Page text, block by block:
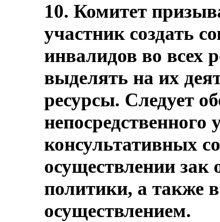
10. Комитет
участник создать
инвалидов во всех
выделять на их
ресурсы. Следует
непосредственного
консультативных
осуществлении зак
политики, а также
осуществлением.